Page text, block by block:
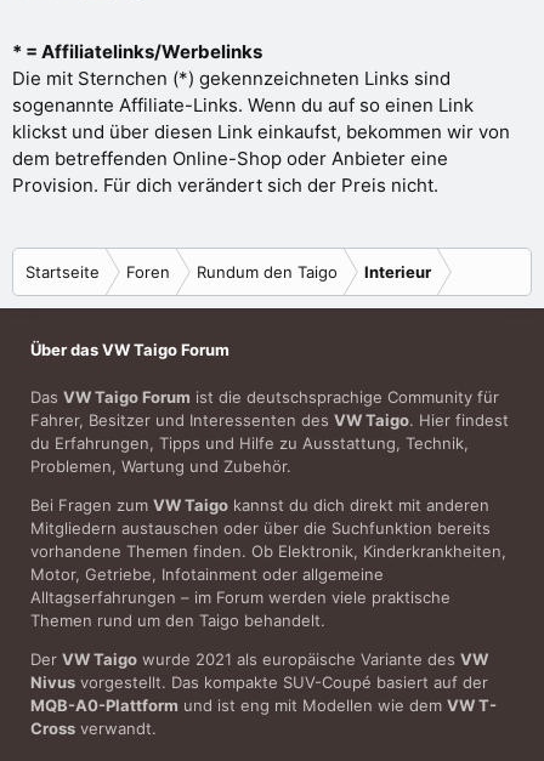
* = Affiliatelinks/Werbelinks
Die mit Sternchen (*) gekennzeichneten Links sind
sogenannte Affiliate-Links. Wenn du auf so einen Link
klickst und über diesen Link einkaufst, bekommen wir von
dem betreffenden Online-Shop oder Anbieter eine
Provision. Für dich verändert sich der Preis nicht.
Startseite Foren Rundum den Taigo Interieur
Über das VW Taigo Forum
Das VW Taigo Forum ist die deutschsprachige Community für
Fahrer, Besitzer und Interessenten des VW Taigo. Hier findest
du Erfahrungen, Tipps und Hilfe zu Ausstattung, Technik,
Problemen, Wartung und Zubehör.
Bei Fragen zum VW Taigo kannst du dich direkt mit anderen
Mitgliedern austauschen oder über die Suchfunktion bereits
vorhandene Themen finden. Ob Elektronik, Kinderkrankheiten,
Motor, Getriebe, Infotainment oder allgemeine
Alltagserfahrungen – im Forum werden viele praktische
Themen rund um den Taigo behandelt.
Der VW Taigo wurde 2021 als europäische Variante des VW
Nivus vorgestellt. Das kompakte SUV-Coupé basiert auf der
MQB-A0-Plattform und ist eng mit Modellen wie dem VW T-
Cross verwandt.